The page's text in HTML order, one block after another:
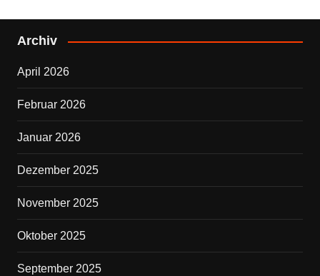
c
e
o
o
k
tt
er
Archiv
April 2026
Februar 2026
Januar 2026
Dezember 2025
November 2025
Oktober 2025
September 2025